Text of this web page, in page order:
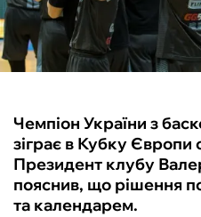
БУКМЕКЕРИ
Чемпіон України з
зіграє в Кубку Європи
Президент клубу
пояснив, що рішення
та календарем.